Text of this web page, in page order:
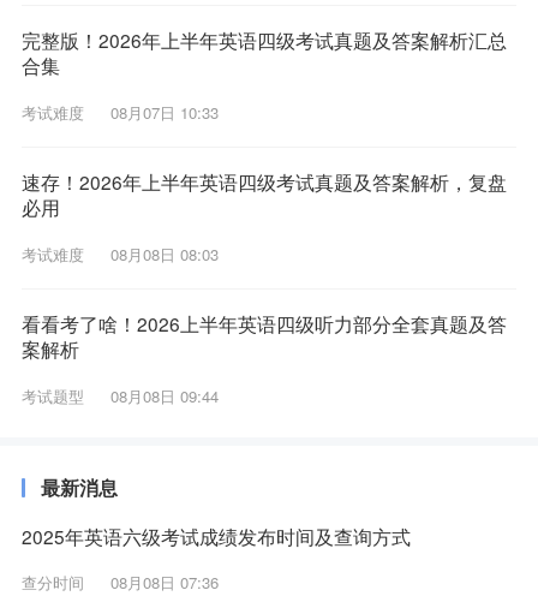
完整版！2026年上半年英语四级考试真题及答案解析汇总
合集
考试难度 08月07日 10:33
速存！2026年上半年英语四级考试真题及答案解析，复盘
必用
考试难度 08月08日 08:03
看看考了啥！2026上半年英语四级听力部分全套真题及答
案解析
考试题型 08月08日 09:44
最新消息
2025年英语六级考试成绩发布时间及查询方式
查分时间 08月08日 07:36